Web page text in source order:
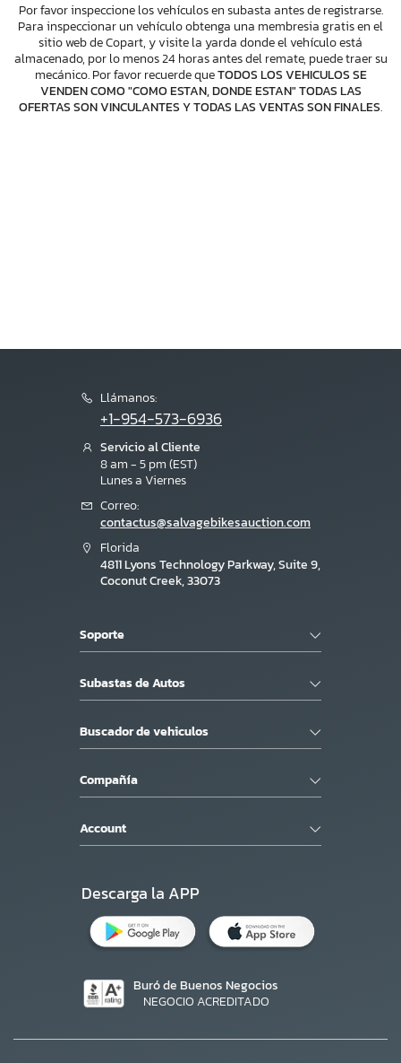
Por favor inspeccione los vehículos en subasta antes de registrarse.
Para inspeccionar un vehículo obtenga una membresia gratis en el
sitio web de Copart, y visite la yarda donde el vehículo está
almacenado, por lo menos 24 horas antes del remate, puede traer su
mecánico. Por favor recuerde queTODOS LOS VEHICULOS SE
VENDEN COMO "COMO ESTAN, DONDE ESTAN" TODAS LAS
OFERTAS SON VINCULANTES Y TODAS LAS VENTAS SON FINALES.
Llámanos:
+1-954-573-6936
Servicio al Cliente
8 am - 5 pm (EST)
Lunes a Viernes
Correo:
contactus@salvagebikesauction.com
Florida
4811 Lyons Technology Parkway, Suite 9,
Coconut Creek, 33073
Soporte
Subastas de Autos
Buscador de vehiculos
Compañía
Account
Descarga la APP
Buró de Buenos Negocios
NEGOCIO ACREDITADO